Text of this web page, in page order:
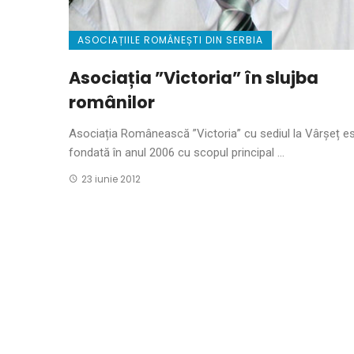
ASOCIAȚIILE ROMÂNEȘTI DIN SERBIA
Asociația ”Victoria” în slujba
românilor
Asociația Românească ”Victoria” cu sediul la Vârșeț
fondată în anul 2006 cu scopul principal ...
23 iunie 2012